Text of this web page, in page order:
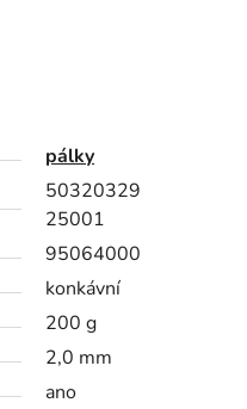
pálky
50320329
25001
95064000
konkávní
200 g
2,0 mm
ano